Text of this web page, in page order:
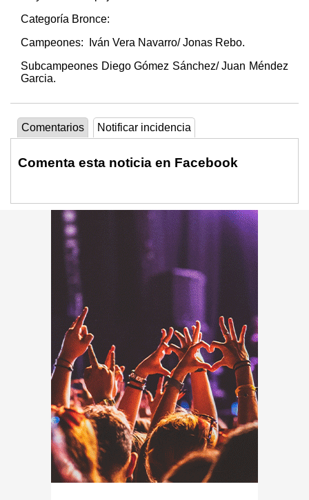
Categoría Bronce:
Campeones: Iván Vera Navarro/ Jonas Rebo.
Subcampeones Diego Gómez Sánchez/ Juan Méndez
Garcia.
Comentarios Notificar incidencia
Comenta esta noticia en Facebook